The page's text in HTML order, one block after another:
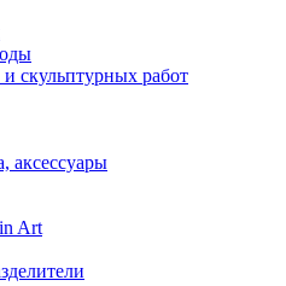
скульптурных работ
аксессуары
Art